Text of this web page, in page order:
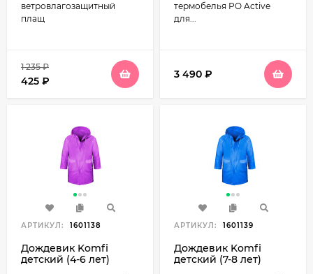
ветровлагозащитный
плащ
1 235₽
425 ₽
термобелья РO Active
для...
3 490 ₽
АРТИКУЛ: 1601138
Дождевик Komfi
детский (4-6 лет)
АРТИКУЛ: 1601139
Дождевик Komfi
детский (7-8 лет)